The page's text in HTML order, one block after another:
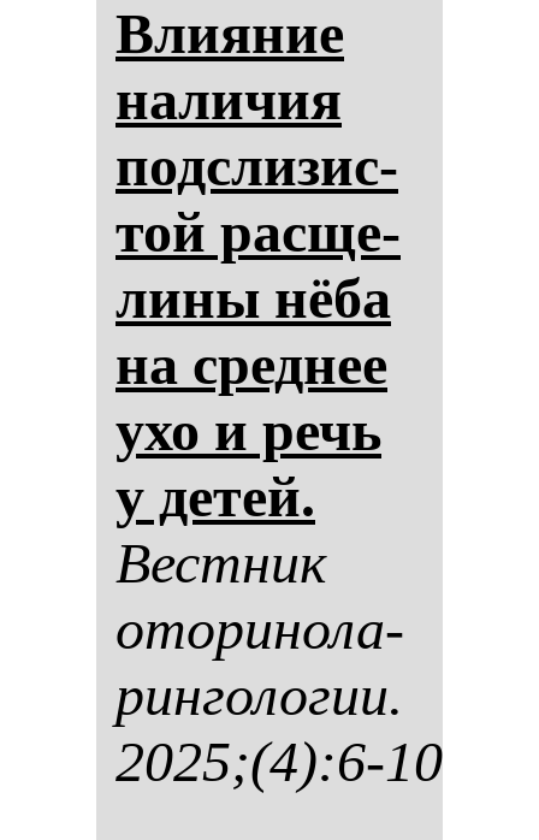
Вли­яние
на­ли­чия
под­сли­зис­
той рас­ще­
ли­ны нё­ба
на сред­нее
ухо и речь
у де­тей.
Вес­тник
ото­ри­но­ла­
рин­го­ло­гии.
2025;(4):6-10